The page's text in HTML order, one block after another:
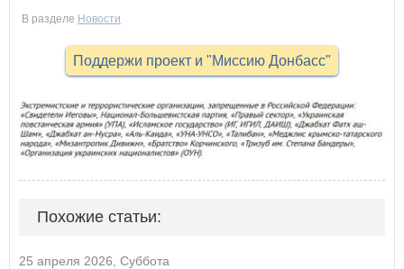
В разделе Новости
Поддержи проект и "Миссию Донбасс"
Похожие статьи:
25 апреля 2026, Суббота